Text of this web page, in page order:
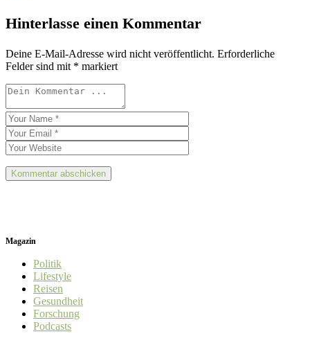
Hinterlasse einen Kommentar
Deine E-Mail-Adresse wird nicht veröffentlicht. Erforderliche
Felder sind mit * markiert
Magazin
Politik
Lifestyle
Reisen
Gesundheit
Forschung
Podcasts